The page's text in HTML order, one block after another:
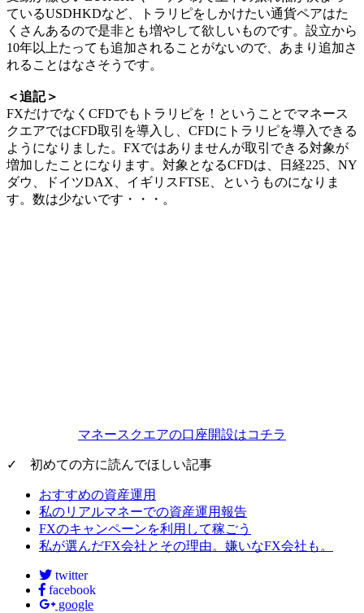
ているUSDHKDなど、トラリピをしかけたい通貨ペアはた
くさんあるので是非とも増やして欲しいものです。設立から
10年以上たっても追加されることがないので、あまり追加さ
れることはなさそうです。
＜追記＞
FXだけでなくCFDでもトラリピを！ということでマネース
クエアではCFD取引を導入し、CFDにトラリピを導入できる
ようになりました。FXではありませんが取引できる対象が
増加したことになります。対象となるCFDは、日経225、NY
ダウ、ドイツDAX、イギリスFTSE、というものになりま
す。数は少ないです・・・。
マネースクエアの口座開設はコチラ
✓ 初めての方に読んでほしい記事
おすすめの資産運用
私のリアルマネーでの資産運用報告
FXのキャンペーンを利用して稼ごう
私が選んだFX会社とその理由。嫌いなFX会社も。
twitter
facebook
google